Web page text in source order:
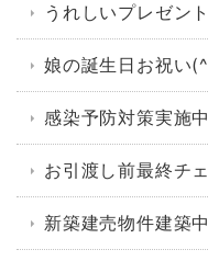
うれしいプレゼン
娘の誕生日お祝い
感染予防対策実施中
お引渡し前最終チ
新築建売物件建築中